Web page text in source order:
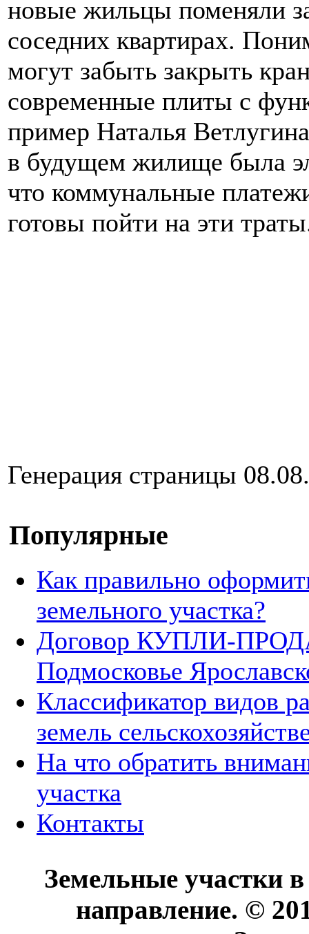
новые жильцы поменяли
соседних квартирах.
могут забыть закрыть
современные плиты с
пример Наталья
в будущем жилище была
что коммунальные
готовы пойти на эти
Генерация страницы
Популярные
Как правильно
земельного участка?
Договор КУПЛИ-
Подмосковье
Классификатор видов
земель
На что обратить
участка
Контакты
Земельные участки
направление. ©